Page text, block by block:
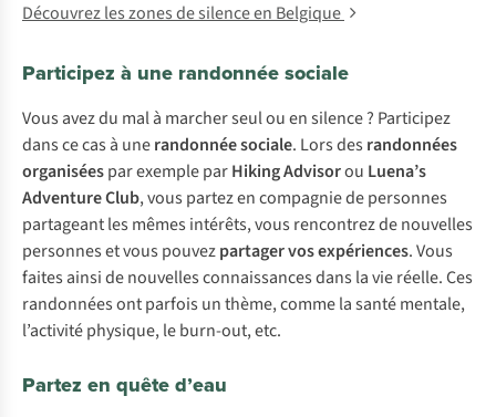
Découvrez les zones de silence en Belgique
Participez à une randonnée sociale
Vous avez du mal à marcher seul ou en silence ? Participez
dans ce cas à unerandonnée sociale. Lors des randonnées
organiséespar exemple parHiking Advisorou Luena’s
Adventure Club, vous partez en compagnie de personnes
partageant les mêmes intérêts, vous rencontrez de nouvelles
personnes et vous pouvezpartager vos expériences. Vous
faites ainsi de nouvelles connaissances dans la vie réelle. Ces
randonnées ont parfois un thème, comme la santé mentale,
l’activité physique, le burn-out, etc.
Partez en quête d’eau